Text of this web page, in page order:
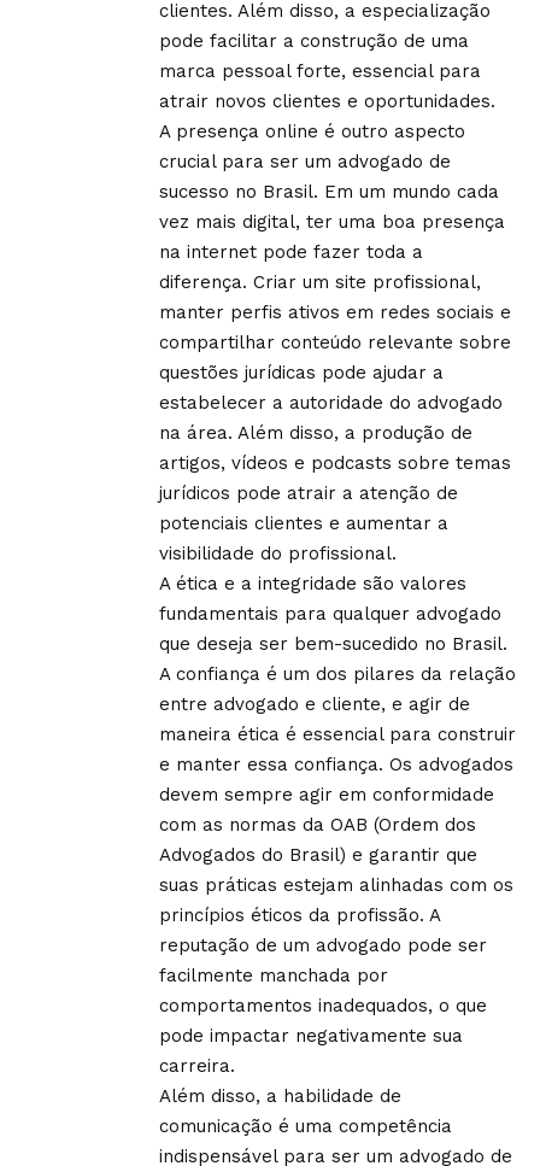
clientes. Além disso, a especialização
pode facilitar a construção de uma
marca pessoal forte, essencial para
atrair novos clientes e oportunidades.
A presença online é outro aspecto
crucial para ser um advogado de
sucesso no Brasil. Em um mundo cada
vez mais digital, ter uma boa presença
na internet pode fazer toda a
diferença. Criar um site profissional,
manter perfis ativos em redes sociais e
compartilhar conteúdo relevante sobre
questões jurídicas pode ajudar a
estabelecer a autoridade do advogado
na área. Além disso, a produção de
artigos, vídeos e podcasts sobre temas
jurídicos pode atrair a atenção de
potenciais clientes e aumentar a
visibilidade do profissional.
A ética e a integridade são valores
fundamentais para qualquer advogado
que deseja ser bem-sucedido no Brasil.
A confiança é um dos pilares da relação
entre advogado e cliente, e agir de
maneira ética é essencial para construir
e manter essa confiança. Os advogados
devem sempre agir em conformidade
com as normas da OAB (Ordem dos
Advogados do Brasil) e garantir que
suas práticas estejam alinhadas com os
princípios éticos da profissão. A
reputação de um advogado pode ser
facilmente manchada por
comportamentos inadequados, o que
pode impactar negativamente sua
carreira.
Além disso, a habilidade de
comunicação é uma competência
indispensável para ser um advogado de